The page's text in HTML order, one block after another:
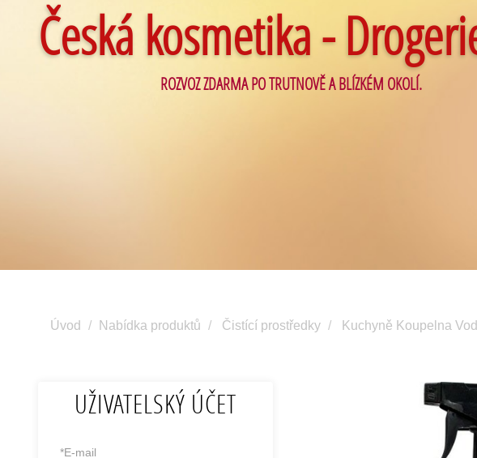
Česká kosmetika -
ROZVOZ ZDARMA PO TRUTNOVĚ A BLÍZKÉM OKOLÍ.
Úvod Nabídka produktů Čistící prostředky Kuchyně Koupelna
UŽIVATELSKÝ ÚČET